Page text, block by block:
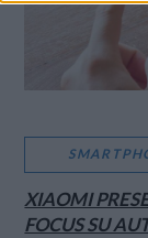
XIAOMI
FOCUS SU